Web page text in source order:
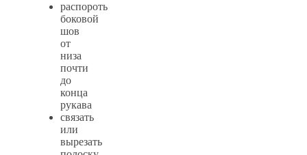
распороть
боковой
шов
от
низа
почти
до
конца
рукава
связать
или
вырезать